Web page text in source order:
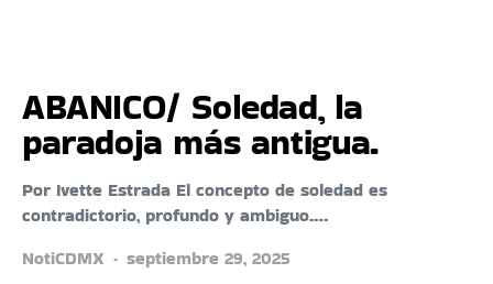
ABANICO/ Soledad, la
paradoja más antigua.
Por Ivette Estrada El concepto de soledad es
contradictorio, profundo y ambiguo.…
NotiCDMX
septiembre 29, 2025